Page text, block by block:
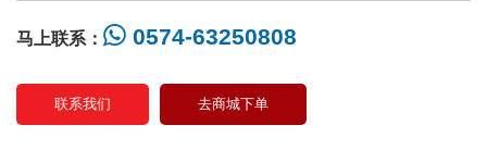
马上联系： 0574-63250808
联系我们 去商城下单